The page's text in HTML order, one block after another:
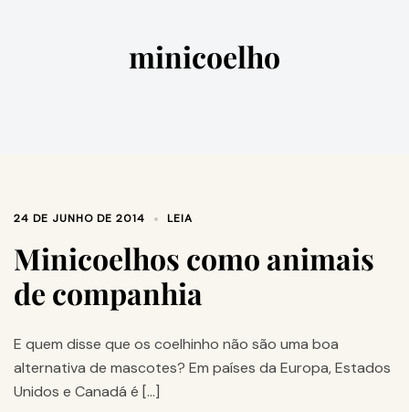
minicoelho
24 DE JUNHO DE 2014 LEIA
Minicoelhos como animais
de companhia
E quem disse que os coelhinho não são uma boa
alternativa de mascotes? Em países da Europa, Estados
Unidos e Canadá é […]